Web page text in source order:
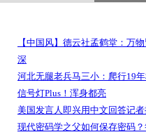
【中国风】德云社孟鹤堂：万
深
河北无腿老兵马三小：爬行19
信号灯Plus！浑身都亮
美国发言人即兴用中文回答记者
现代密码学之父如何保存密码